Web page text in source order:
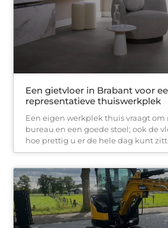
Een gietvloer in Brabant voor
representatieve thuiswerkplek
Een eigen werkplek thuis vraagt om
bureau en een goede stoel; ook de
hoe prettig u er de hele dag kunt